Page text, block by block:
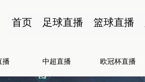
首页 足球直播 篮球直播
播 中超直播 欧冠杯直播